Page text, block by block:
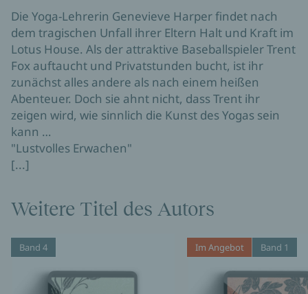
Die Yoga-Lehrerin Genevieve Harper findet nach
dem tragischen Unfall ihrer Eltern Halt und Kraft im
Lotus House. Als der attraktive Baseballspieler Trent
Fox auftaucht und Privatstunden bucht, ist ihr
zunächst alles andere als nach einem heißen
Abenteuer. Doch sie ahnt nicht, dass Trent ihr
zeigen wird, wie sinnlich die Kunst des Yogas sein
kann …
"Lustvolles Erwachen"
[...]
Weitere Titel des Autors
Band 4 Im Angebot Band 1